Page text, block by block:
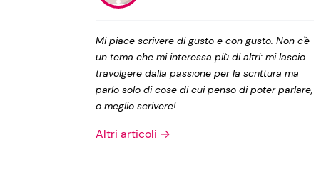
Privacy Policy
Mi piace scrivere di gusto e con gusto. Non c'è
un tema che mi interessa più di altri: mi lascio
travolgere dalla passione per la scrittura ma
parlo solo di cose di cui penso di poter parlare,
o meglio scrivere!
Altri articoli →